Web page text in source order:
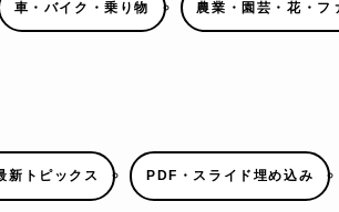
車・バイク・乗り物 農業・園芸・花・フ
新トピックス PDF・スライド埋め込み